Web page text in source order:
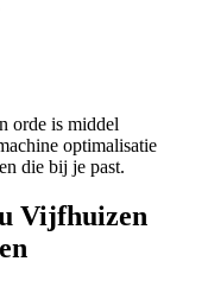
orde is middel
optimalisatie
die bij je past.
Vijfhuizen